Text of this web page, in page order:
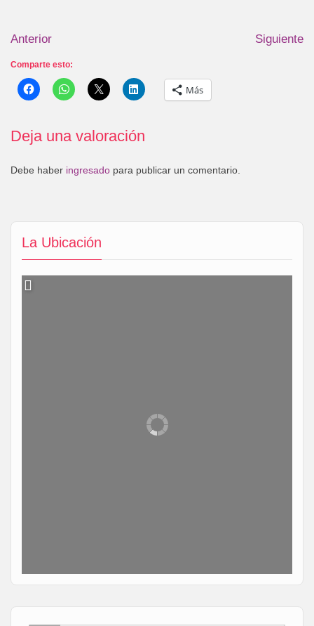
La Ubicación
Anterior Siguiente
Comparte esto:
Más
Deja una valoración
Debe haber ingresado para publicar un comentario.